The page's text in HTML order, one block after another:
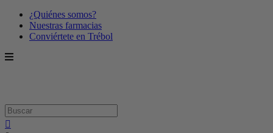
¿Quiénes somos?
Nuestras farmacias
Conviértete en Trébol